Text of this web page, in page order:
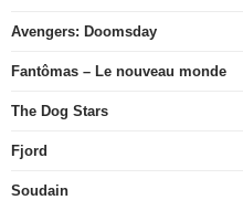
Avengers: Doomsday
Fantômas – Le nouveau monde
The Dog Stars
Fjord
Soudain